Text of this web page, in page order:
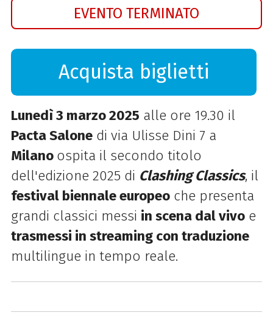
EVENTO TERMINATO
Acquista biglietti
Lunedì 3 marzo 2025 alle ore 19.30 il
Pacta Salonedi via Ulisse Dini 7 a
Milano ospita il secondo titolo
dell'edizione 2025 di Clashing Classics, il
festival biennale europeoche presenta
grandi classici messi in scena dal vivoe
trasmessi in streaming con traduzione
multilingue in tempo reale.